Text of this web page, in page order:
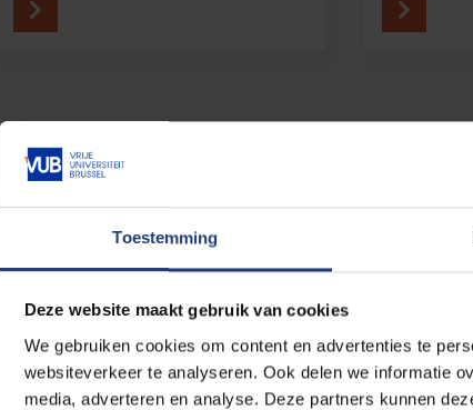
Toestemming
Deze website maakt gebruik van cookies
We gebruiken cookies om content en advertenties te
websiteverkeer te analyseren. Ook delen we informatie
media, adverteren en analyse. Deze partners kunnen
Welke beroepen kan
Beeld je het al even in. Je studies zijn prima verlopen en je
en delen hun tips.
Milena Vleminckx-Huybens | Planoloog bij Stad